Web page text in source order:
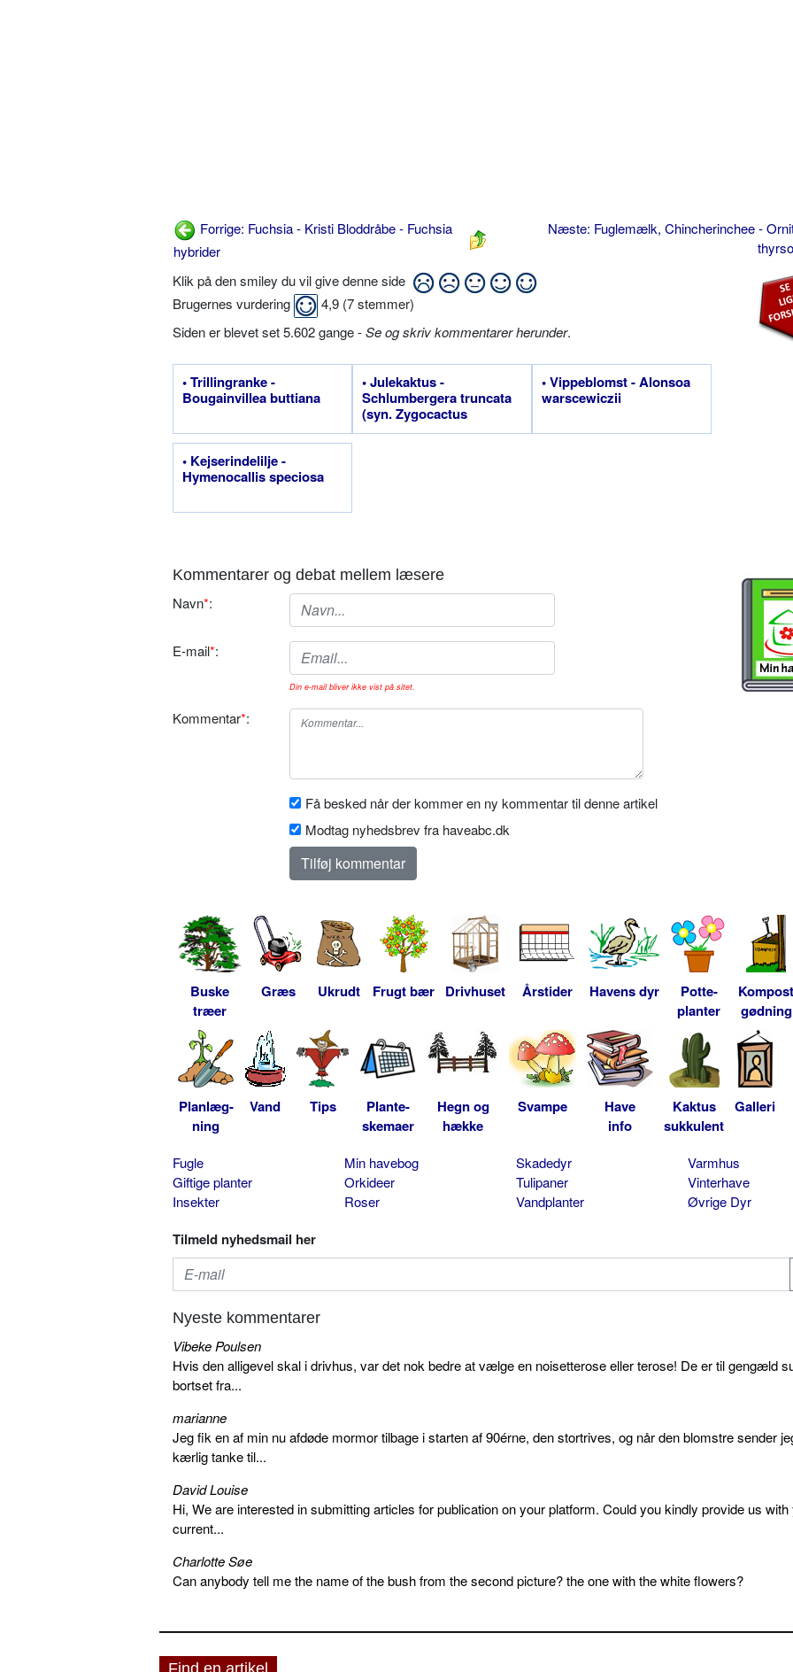
Forrige: Fuchsia - Kristi Bloddråbe - Fuchsia
hybrider
Næste: Fuglemælk, Chincherinchee -
Klik på den smiley du vil give denne side
Brugernes vurdering
4,9 (7stemmer)
Siden er blevet set 5.602 gange -Se og skriv kommentarer herunder.
• Trillingranke -
Bougainvillea buttiana
• Julekaktus -
Schlumbergera truncata
(syn. Zygocactus
truncatus og Epiphyllum
• Vippeblomst - Alonsoa
warscewiczii
• Kejserindelilje -
Hymenocallis speciosa
Kommentarer og debat mellem læsere
Navn*:
E-mail*:
Din e-mail bliver ikke vist på sitet.
Kommentar*:
Få besked når der kommer en ny kommentar til denne artikel
Modtag nyhedsbrev fra haveabc.dk
Buske
træer
Græs Ukrudt Frugt bær Drivhuset Årstider Havens dyr
Potte-
planter
Kompost
gødning
Planlæg-
ning
Vand Tips
Plante-
skemaer
Hegn og
hække
Svampe
Have
info
Kaktus
sukkulent
Galleri
Fugle
Giftige planter
Insekter
Min havebog
Orkideer
Roser
Skadedyr
Tulipaner
Vandplanter
Varmhus
Vinterhave
Øvrige Dyr
Tilmeld nyhedsmail her
Nyeste kommentarer
Vibeke Poulsen
Hvis den alligevel skal i drivhus, var det nok bedre at vælge en noisetterose eller terose! De er til gengæld
bortset fra...
marianne
Jeg fik en af min nu afdøde mormor tilbage i starten af 90érne, den stortrives, og når den blomstre sender
kærlig tanke til...
David Louise
Hi, We are interested in submitting articles for publication on your platform. Could you kindly provide us with
current...
Charlotte Søe
Can anybody tell me the name of the bush from the second picture? the one with the white flowers?
Find en artikel